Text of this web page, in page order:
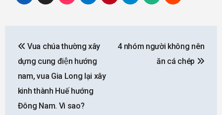
navigation
Vua chúa thường xây
dựng cung điện hướng
nam, vua Gia Long lại xây
kinh thành Huế hướng
Đông Nam. Vì sao?
4 nhóm người không nên
ăn cá chép